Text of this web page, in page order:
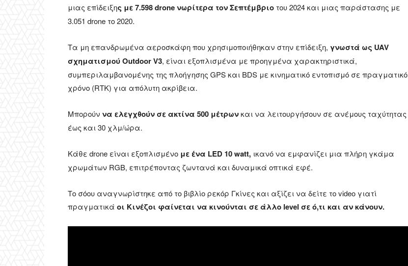
μιας επίδειξης με 7.598 drone νωρίτερα τον Σεπτέμβριο του 2024 και μιας παράστασης με
3.051 drone το 2020.
Τα μη επανδρωμένα αεροσκάφη που χρησιμοποιήθηκαν στην επίδειξη, γνωστά ως UAV
σχηματισμού Outdoor V3, είναι εξοπλισμένα με προηγμένα χαρακτηριστικά,
συμπεριλαμβανομένης της πλοήγησης GPS και BDS με κινηματικό εντοπισμό σε πραγματικό
χρόνο (RTK) για απόλυτη ακρίβεια.
Μπορούν να ελεγχθούν σε ακτίνα 500 μέτρωνκαι να λειτουργήσουν σε ανέμους ταχύτητας
έως και 30 χλμ/ώρα.
Κάθε drone είναι εξοπλισμένο με ένα LED 10 watt, ικανό να εμφανίζει μια πλήρη γκάμα
χρωμάτων RGB, επιτρέποντας ζωντανά και δυναμικά οπτικά εφέ.
Το σόου αναγνωρίστηκε από το βιβλίο ρεκόρ Γκίνες και αξίζει να δείτε το video γιατί
πραγματικά οι Κινέζοι φαίνεται να κινούνται σε άλλο level σε ό,τι και αν κάνουν.